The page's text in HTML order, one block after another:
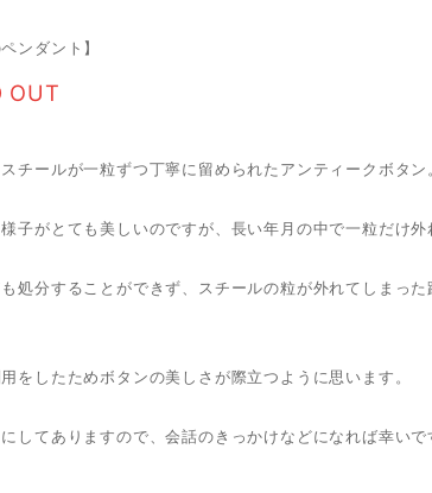
ンダント】
OUT
チールが一粒ずつ丁寧に留められたアンティークボタン
子がとても美しいのですが、長い年月の中で一粒だけ
処分することができず、スチールの粒が外れてしまっ
をしたためボタンの美しさが際立つように思います。
してありますので、会話のきっかけなどになれば幸い